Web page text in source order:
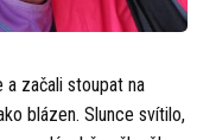
a začali stoupat na
blázen. Slunce svítilo,